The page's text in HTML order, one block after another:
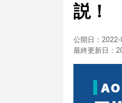
説！
公開日：
最終更新日：